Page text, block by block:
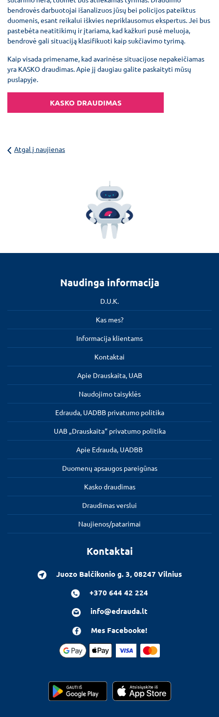
bendrovės darbuotojai išanalizuos jūsų bei policijos pateiktus
duomenis, esant reikalui iškvies nepriklausomus ekspertus. Jei bus
pastebėta neatitikimų ir įtariama, kad kažkuri pusė meluoja,
bendrovė gali situaciją klasifikuoti kaip sukčiavimo tyrimą.
Kaip visada primename, kad avarinėse situacijose nepakeičiamas
yra KASKO draudimas. Apie jį daugiau galite paskaityti mūsų
puslapyje.
KASKO DRAUDIMAS
Atgal į naujienas
Naudinga informacija
D.U.K.
Kas mes?
Informacija klientams
Kontaktai
Apie Drauskaita, UAB
Naudojimo taisyklės
Edrauda, UADBB privatumo politika
UAB „Drauskaita“ privatumo politika
Apie Edrauda, UADBB
Duomenų apsaugos pareigūnas
Kasko draudimas
Draudimas verslui
Naujienos/patarimai
Kontaktai
Juozo Balčikonio g. 3, 08247 Vilnius
+370 644 42 224
info@edrauda.lt
Mes Facebooke!